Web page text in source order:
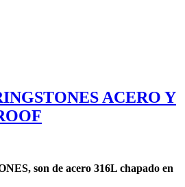
ACERO Y
son de acero 316L chapado en